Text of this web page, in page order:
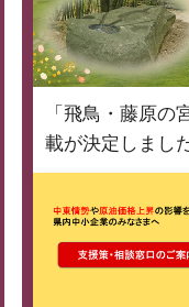
「飛鳥・藤原
載が決定しまし